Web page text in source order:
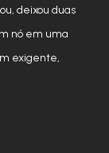
deixou duas
nó em uma
exigente,